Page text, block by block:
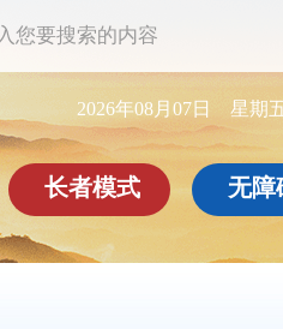
2026年08月07日 星期
长者模式 无障